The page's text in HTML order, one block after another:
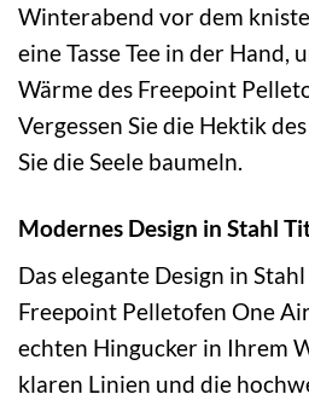
Winterabend vor dem
eine Tasse Tee in der Hand,
Wärme des Freepoint
Vergessen Sie die Hektik
Sie die Seele baumeln.
Modernes Design in Stahl
Das elegante Design in
Freepoint Pelletofen One
echten Hingucker in Ihrem
klaren Linien und die